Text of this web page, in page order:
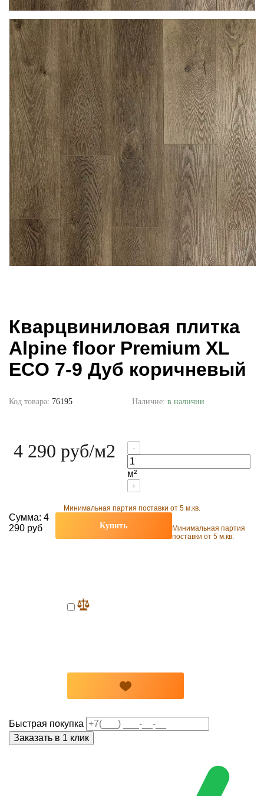
Кварцвиниловая плитка
Alpine floor Premium XL
ECO 7-9 Дуб коричневый
Код товара: 76195 Наличие: в наличии
4 290 руб/м2 -
м²
+
Минимальная партия поставки от 5 м.кв.
Сумма: 4
290 руб
Купить
Минимальная партия
поставки от 5 м.кв.
Быстрая покупка